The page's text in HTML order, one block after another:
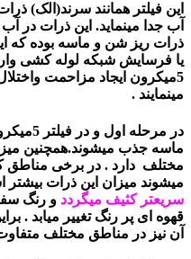
آب جدا مینماید. این ذرات در
ذرات ریز شن و ماسه بوده که
یا فرسایش شبکه لوله کشی
5میکرون ایجاد مزاحمت
مینمایند .
ماسه جذب میشوند.همچنین
مختلف دارد . در برخی مناطق
میشوند میزان این ذرات بیشتر
سریعتر کثیف میگردد و رنگ
قهوه ای پر رنگ تغییر میابد .
آن نیز در مناطق مختلف